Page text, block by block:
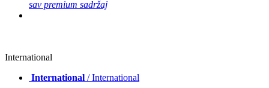
sav premium sadržaj
International
International / International